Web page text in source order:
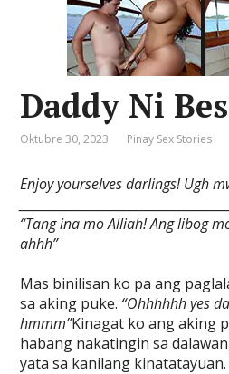
Daddy Ni
Oktubre 30, 2023 Pinay Sex Stories
Enjoy yourselves darlings! Ugh
“Tang ina mo Alliah! Ang libog
ahhh”
Mas binilisan ko pa ang
sa aking puke. “Ohhhhhh yes
hmmm”Kinagat ko ang aking
habang nakatingin sa
yata sa kanilang kinatatayuan.